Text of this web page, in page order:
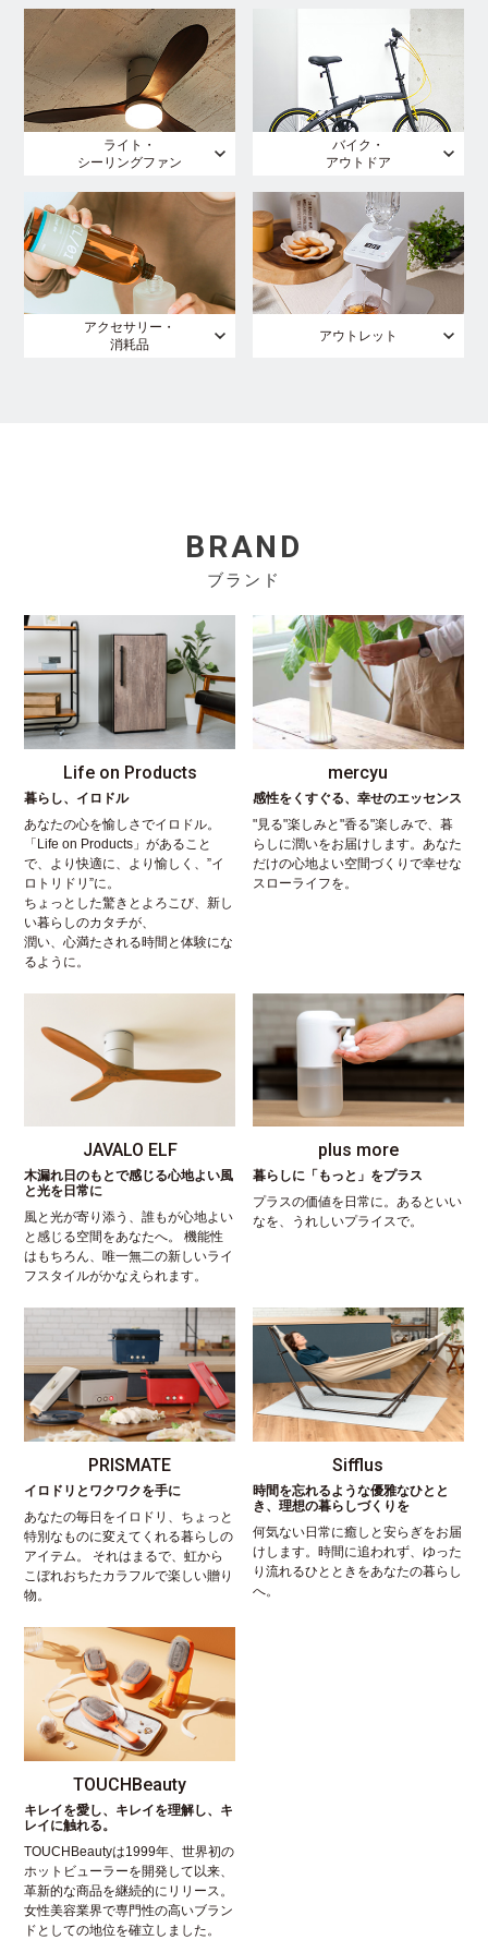
ライト・
シーリングファン
バイク・
アウトドア
アクセサリー・
消耗品
アウトレット
BRAND
ブランド
Life on Products
暮らし、イロドル
あなたの心を愉しさでイロドル。
「Life on Products」があること
で、より快適に、より愉しく、”イ
ロトリドリ”に。
ちょっとした驚きとよろこび、新し
い暮らしのカタチが、
潤い、心満たされる時間と体験にな
るように。
mercyu
感性をくすぐる、幸せのエッセンス
"見る"楽しみと"香る"楽しみで、暮
らしに潤いをお届けします。あなた
だけの心地よい空間づくりで幸せな
スローライフを。
JAVALO ELF
木漏れ日のもとで感じる心地よい風
と光を日常に
風と光が寄り添う、誰もが心地よい
と感じる空間をあなたへ。 機能性
はもちろん、唯一無二の新しいライ
フスタイルがかなえられます。
plus more
暮らしに「もっと」をプラス
プラスの価値を日常に。あるといい
なを、うれしいプライスで。
PRISMATE
イロドリとワクワクを手に
あなたの毎日をイロドリ、ちょっと
特別なものに変えてくれる暮らしの
アイテム。 それはまるで、虹から
こぼれおちたカラフルで楽しい贈り
物。
Sifflus
時間を忘れるような優雅なひとと
き、理想の暮らしづくりを
何気ない日常に癒しと安らぎをお届
けします。時間に追われず、ゆった
り流れるひとときをあなたの暮らし
へ。
TOUCHBeauty
キレイを愛し、キレイを理解し、キ
レイに触れる。
TOUCHBeautyは1999年、世界初の
ホットビューラーを開発して以来、
革新的な商品を継続的にリリース。
女性美容業界で専門性の高いブラン
ドとしての地位を確立しました。